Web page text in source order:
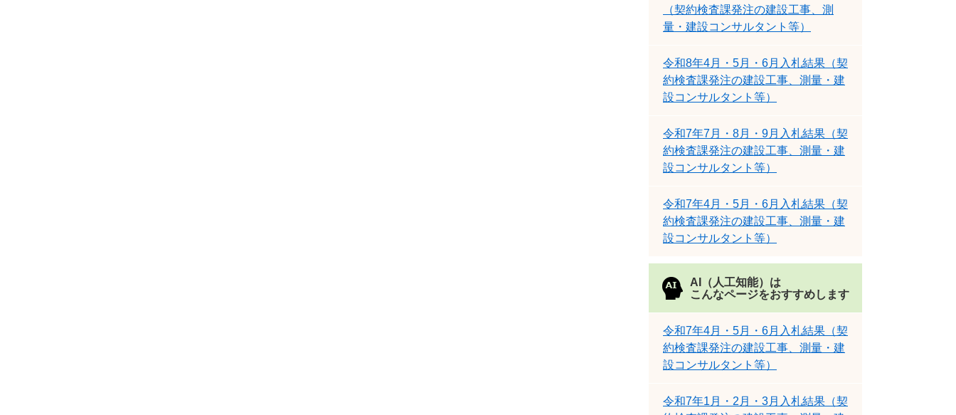
（契約検査課発注の建設工事、測
量・建設コンサルタント等）
令和8年4月・5月・6月入札結果（契
約検査課発注の建設工事、測量・建
設コンサルタント等）
令和7年7月・8月・9月入札結果（契
約検査課発注の建設工事、測量・建
設コンサルタント等）
令和7年4月・5月・6月入札結果（契
約検査課発注の建設工事、測量・建
設コンサルタント等）
AI（人工知能）は
こんなページをおすすめします
令和7年4月・5月・6月入札結果（契
約検査課発注の建設工事、測量・建
設コンサルタント等）
令和7年1月・2月・3月入札結果（契